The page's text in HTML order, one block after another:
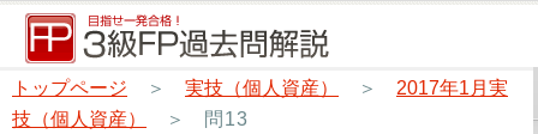
トップページ ＞ 実技（個人資産） ＞ 2017年1月実
技（個人資産）
＞ 問13